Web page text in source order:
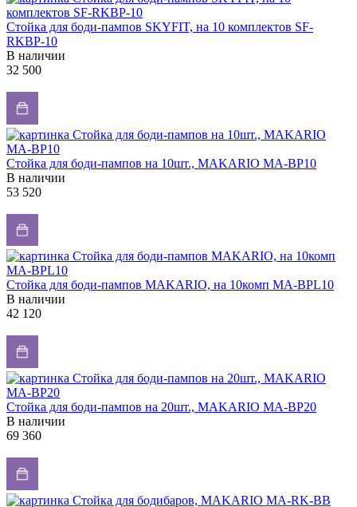
Стойка для боди-пампов SKYFIT, на 10 комплектов SF-
RKBP-10
В наличии
32 500
Стойка для боди-пампов на 10шт., MAKARIO MA-BP10
В наличии
53 520
Стойка для боди-пампов MAKARIO, на 10комп MA-BPL10
В наличии
42 120
Стойка для боди-пампов на 20шт., MAKARIO MA-BP20
В наличии
69 360